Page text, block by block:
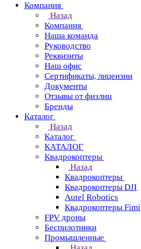
Компания
Назад
Компания
Наша команда
Руководство
Реквизиты
Наш офис
Сертификаты, лицензии
Документы
Отзывы от физлиц
Бренды
Каталог
Назад
Каталог
КАТАЛОГ
Квадрокоптеры
Назад
Квадрокоптеры
Квадрокоптеры DJI
Autel Robotics
Квадрокоптеры Fimi
FPV дроны
Беспилотники
Промышленные